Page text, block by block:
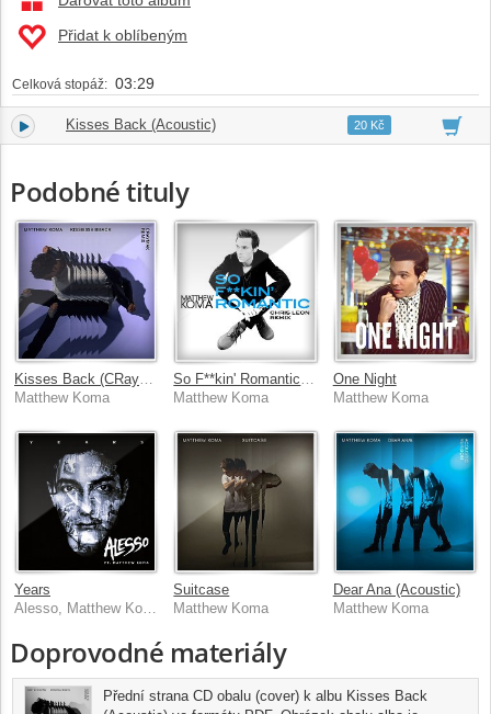
Přidat k oblíbeným
Celková stopáž: 03:29
1. Kisses Back (Acoustic) 03:2920 Kč
Podobné tituly
Matthew Koma
Matthew Koma
One Night
Matthew Koma
Years
Alesso, Matthew Koma
Suitcase
Matthew Koma
Dear Ana (Acoustic)
Matthew Koma
Doprovodné materiály
Přední strana CD obalu (cover) k albu Kisses Back